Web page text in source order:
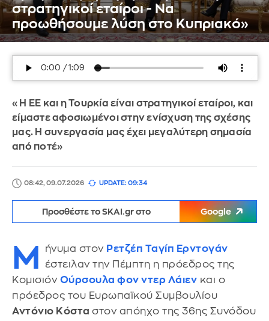
στρατηγικοί εταίροι - Να
προωθήσουμε λύση στο Κυπριακό»
«Η ΕΕ και η Τουρκία είναι στρατηγικοί εταίροι, και
είμαστε αφοσιωμένοι στην ενίσχυση της σχέσης
μας. Η συνεργασία μας έχει μεγαλύτερη σημασία
από ποτέ»
08:42, 09.07.2026 UPDATE: 09:34
Προσθέστε το SKAI.gr στο Google
Μ ήνυμα στον Ρετζέπ Ταγίπ Ερντογάν
έστειλαν την Πέμπτη η πρόεδρος της
Κομισιόν Ούρσουλα φον ντερ Λάιεν και ο
πρόεδρος του Ευρωπαϊκού Συμβουλίου
Αντόνιο Κόστα στον απόηχο της 36ης Συνόδου